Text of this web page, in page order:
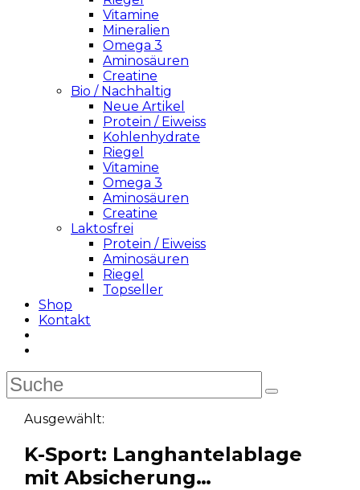
Vitamine
Mineralien
Omega 3
Aminosäuren
Creatine
Bio / Nachhaltig
Neue Artikel
Protein / Eiweiss
Kohlenhydrate
Riegel
Vitamine
Omega 3
Aminosäuren
Creatine
Laktosfrei
Protein / Eiweiss
Aminosäuren
Riegel
Topseller
Shop
Kontakt
Ausgewählt:
K-Sport: Langhantelablage
mit Absicherung…